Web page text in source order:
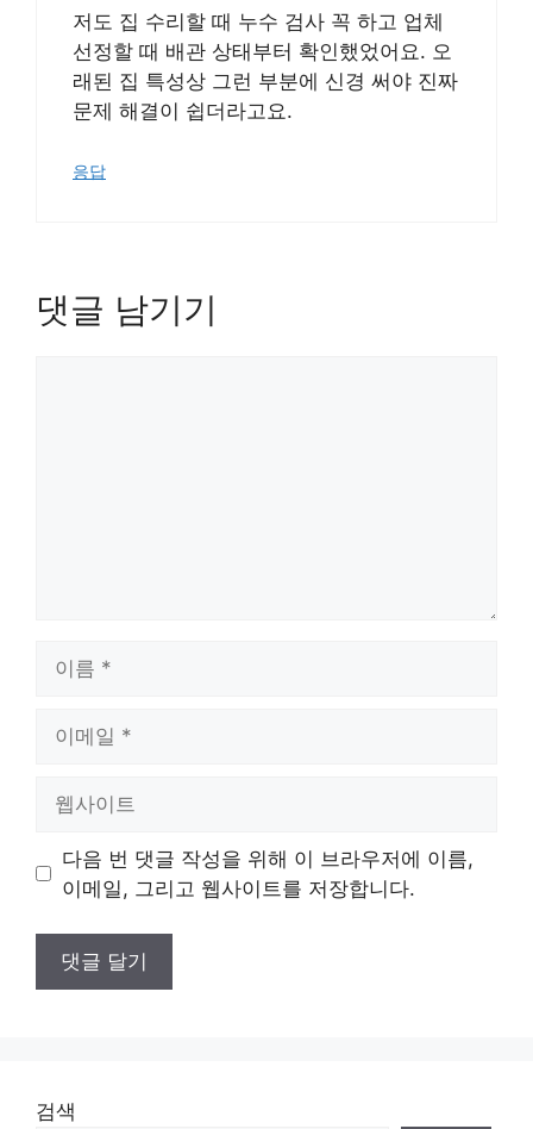
저도 집 수리할 때 누수 검사 꼭 하고 업체
선정할 때 배관 상태부터 확인했었어요. 오
래된 집 특성상 그런 부분에 신경 써야 진짜
문제 해결이 쉽더라고요.
응답
댓글 남기기
트
다음 번 댓글 작성을 위해 이 브라우저에 이름,
이메일, 그리고 웹사이트를 저장합니다.
검색